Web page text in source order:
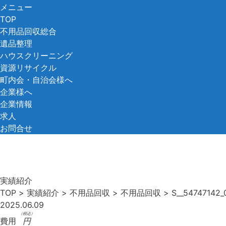
コ
ン
テ
ン
ツ
へ
ス
キ
ッ
プ
メニュー
TOP
不用品回収総合
遺品整理
ハウスクリーニング
資源リサイクル
町内会・自治会様へ
企業様へ
企業情報
求人
お問合せ
実績紹介
TOP > 実績紹介 > 不用品回収 > 不用品回収 >
2025.06.09
費用
円
（税込）